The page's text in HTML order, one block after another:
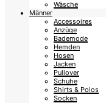
Wäsche
Männer
Accessoires
Anzüge
Bademode
Hemden
Hosen
Jacken
Pullover
Schuhe
Shirts & Polos
Socken